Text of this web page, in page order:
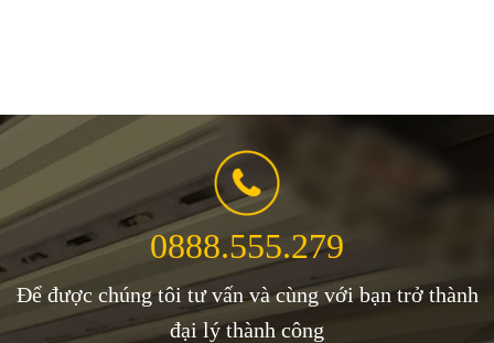
0888.555.279
Để được chúng tôi tư vấn và cùng với bạn trở thành
đại lý thành công